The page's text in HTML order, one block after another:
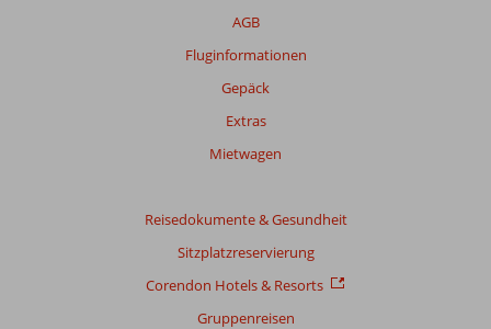
AGB
Fluginformationen
Gepäck
Extras
Mietwagen
Reisedokumente & Gesundheit
Sitzplatzreservierung
Corendon Hotels & Resorts
Gruppenreisen